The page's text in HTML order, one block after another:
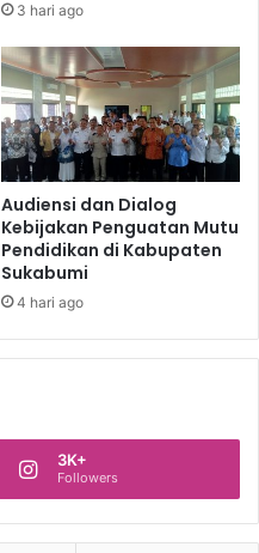
3 hari ago
Audiensi dan Dialog
Kebijakan Penguatan Mutu
Pendidikan di Kabupaten
Sukabumi
4 hari ago
3K+
Followers